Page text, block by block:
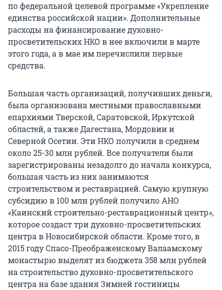
по федеральной целевой программе «Укрепление
единства российской нации». Дополнительные
расходы на финансирование духовно-
просветительских НКО в нее включили в марте
этого года, а в мае им перечислили первые
средства.
Большая часть организаций, получивших деньги,
была организована местными православными
епархиями Тверской, Саратовской, Иркутской
областей, а также Дагестана, Мордовии и
Северной Осетии. Эти НКО получили в среднем
около 25-30 млн рублей. Все получатели были
зарегистрированы незадолго до начала конкурса,
большая часть из них занимаются
строительством и реставрацией. Самую крупную
субсидию в 100 млн рублей получило АНО
«Каинский строительно-реставрационный центр»,
которое создаст три духовно-просветительских
центра в Новосибирской области. Кроме того, в
2015 году Спасо-Преображенскому Валаамскому
монастырю выделят из бюджета 358 млн рублей
на строительство духовно-просветительского
центра на базе здания Зимней гостиницы